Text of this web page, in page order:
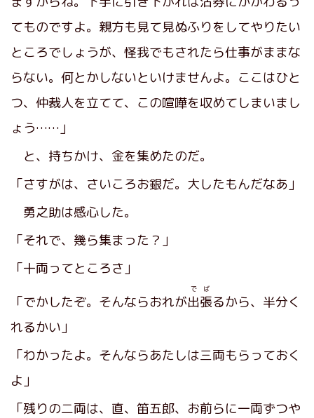
てものですよ。親方も見て見ぬふりをしてやりたい
ところでしょうが、怪我でもされたら仕事がままな
らない。何とかしないといけませんよ。ここはひと
つ、仲裁人を立てて、この喧嘩を収めてしまいまし
ょう……」
と、持ちかけ、金を集めたのだ。
「さすがは、さいころお銀だ。大したもんだなあ」
勇之助は感心した。
「それで、幾ら集まった？」
「十両ってところさ」
「でかしたぞ。そんならおれが出張
でば
るから、半分く
れるかい」
「わかったよ。そんならあたしは三両もらっておく
よ」
「残りの二両は、直、笛五郎、お前らに一両ずつや